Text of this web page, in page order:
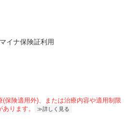
イナ保険証利用
(保険適用外)、または治療内容や適用制限
ります。
詳しく見る